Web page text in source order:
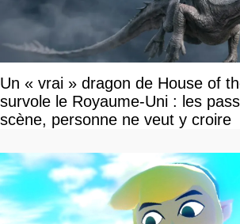
Un « vrai » dragon de House of
survole le Royaume-Uni : les
scène, personne ne veut y croire